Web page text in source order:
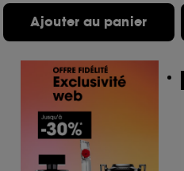
Ajouter au panier